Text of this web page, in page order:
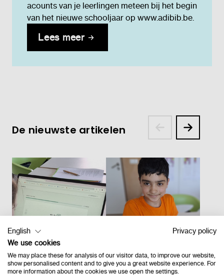
acounts van je leerlingen meteen bij het begin
van het nieuwe schooljaar op www.adibib.be.
Lees meer
De nieuwste artikelen
English
Privacy policy
We use cookies
We may place these for analysis of our visitor data, to improve our website,
show personalised content and to give you a great website experience. For
more information about the cookies we use open the settings.